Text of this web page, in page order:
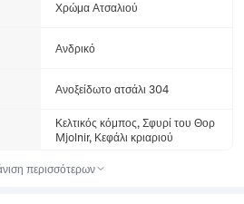
Χρώμα Ατσαλιού
Ανδρικό
Ανοξείδωτο ατσάλι 304
Κελτικός κόμπος, Σφυρί του Θορ
Mjolnir, Κεφάλι κριαριού
περισσότερων